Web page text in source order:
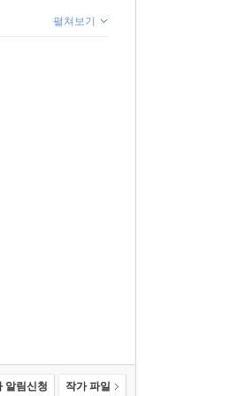
펼쳐보기
알림신청 작가 파일